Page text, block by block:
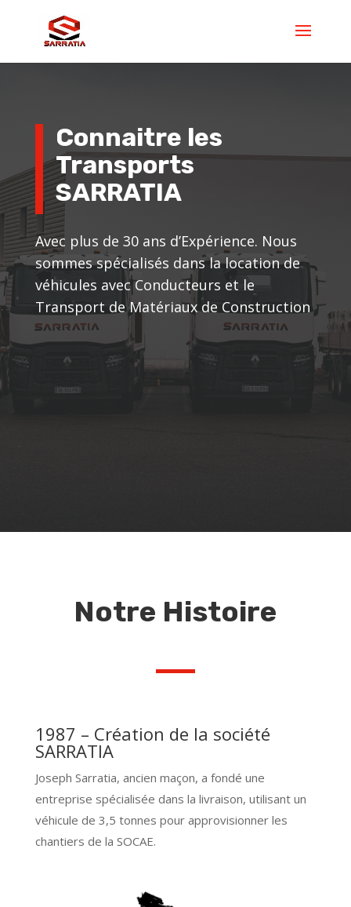
Connaitre les
Transports
SARRATIA
Avec plus de 30 ans d’Expérience. Nous
sommes spécialisés dans la location de
véhicules avec Conducteurs et le
Transport de Matériaux de Construction
Notre Histoire
1987 – Création de la société
SARRATIA
Joseph Sarratia, ancien maçon, a fondé une
entreprise spécialisée dans la livraison, utilisant un
véhicule de 3,5 tonnes pour approvisionner les
chantiers de la SOCAE.